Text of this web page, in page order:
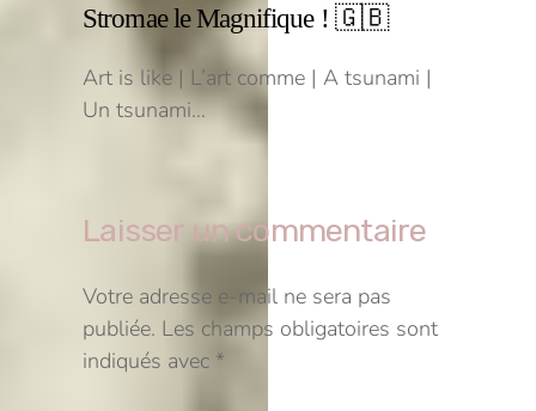
Stromae le Magnifique ! 🇬🇧
Art is like | L’art comme | A tsunami |
Un tsunami…
Laisser un commentaire
Votre adresse e-mail ne sera pas
publiée. Les champs obligatoires sont
indiqués avec *